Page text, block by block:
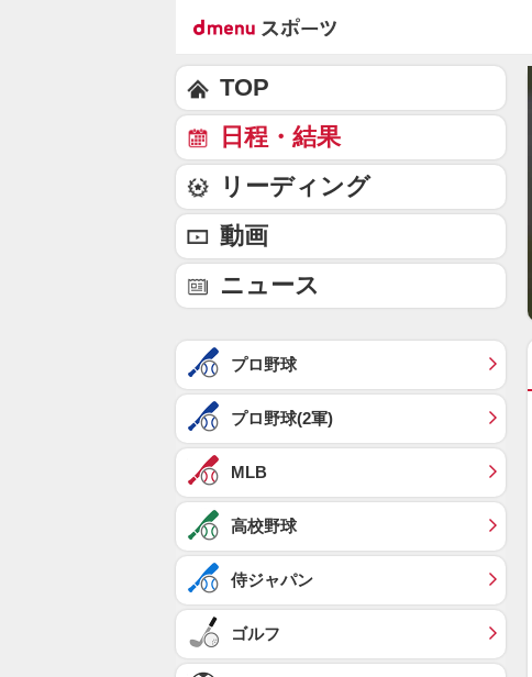
TOP
日程・結果
リーディング
動画
ニュース
プロ野球
プロ野球(2軍)
MLB
高校野球
侍ジャパン
ゴルフ